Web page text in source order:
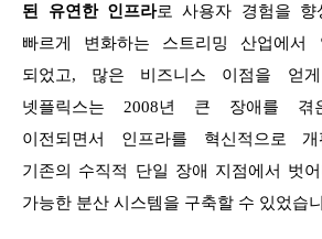
된 유연한 인프라로 사용자 경험을 향
빠르게 변화하는 스트리밍 산업에
되었고, 많은 비즈니스 이점을 얻
넷플릭스는 2008년 큰 장애를 겪
이전되면서 인프라를 혁신적으로 개
기존의 수직적 단일 장애 지점에서 벗
가능한 분산 시스템을 구축할 수 있었습